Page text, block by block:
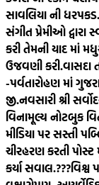
સાવલિયા ની ધરપકડ.
સંગીત પ્રેમીઓ દ્વારા
કરી તેમની યાદ માં
ઉજવણી કરી.વાસદા
-પર્વતારોહણ માં
જી.નવસારી શ્રી
વિનામૂલ્ય નોટબુક
મીડિયા પર સસ્તી
ચીરહરણ કરતી
કર્યા સવાલ.???વિશ્વ